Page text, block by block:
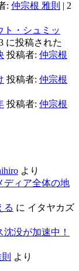
: 仲宗根 雅則 | 2
ト・シュミッ
に投稿された
投稿者: 仲宗根
投稿者: 仲宗根
投稿者: 仲宗根
より
ディア全体の地
る に イタヤカズ
没が加速中！
より